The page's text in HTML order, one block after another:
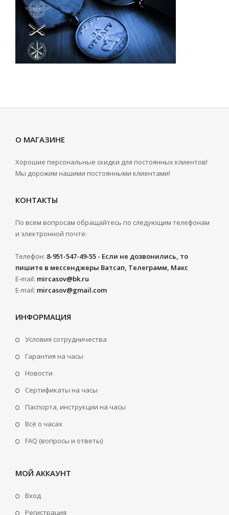
О МАГАЗИНЕ
Хорошие персональные скидки для постоянных клиентов!
Мы дорожим нашими постоянными клиентами!
КОНТАКТЫ
По всем вопросам обращайтесь по следующим телефонам
и электронной почте:
Телефон: 8-951-547-49-55 - Если не дозвонились, то
пишите в мессенджеры Ватсап, Телеграмм, Макс
E-mail: mircasov@bk.ru
E-mail: mircasov@gmail.com
ИНФОРМАЦИЯ
Условия сотрудничества
Гарантия на часы
Новости
Сертификаты на часы
Паспорта, инструкции на часы
Всё о часах
FAQ (вопросы и ответы)
МОЙ АККАУНТ
Вход
Регистрация